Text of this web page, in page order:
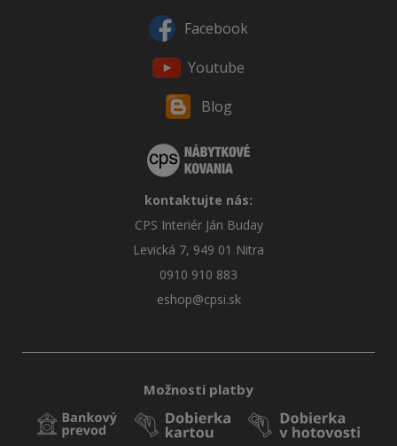
Facebook
Youtube
Blog
kontaktujte nás:
CPS Interiér Ján Buday
Levická 7, 949 01 Nitra
0910 910 883
eshop@cpsi.sk
Možnosti platby